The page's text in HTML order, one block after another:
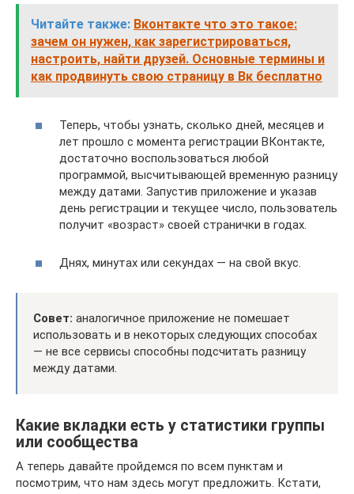
Читайте также: Вконтакте что это такое:
зачем он нужен, как зарегистрироваться,
настроить, найти друзей. Основные термины и
как продвинуть свою страницу в Вк бесплатно
Теперь, чтобы узнать, сколько дней, месяцев и
лет прошло с момента регистрации ВКонтакте,
достаточно воспользоваться любой
программой, высчитывающей временную разницу
между датами. Запустив приложение и указав
день регистрации и текущее число, пользователь
получит «возраст» своей странички в годах.
Днях, минутах или секундах — на свой вкус.
Совет: аналогичное приложение не помешает
использовать и в некоторых следующих способах
— не все сервисы способны подсчитать разницу
между датами.
Какие вкладки есть у статистики группы
или сообщества
А теперь давайте пройдемся по всем пунктам и
посмотрим, что нам здесь могут предложить. Кстати,